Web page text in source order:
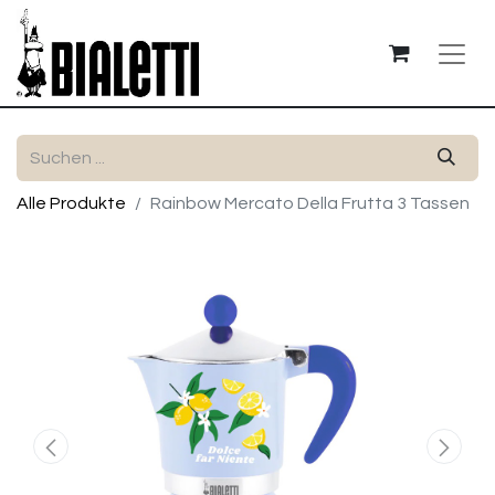
Alle Produkte Rainbow Mercato Della Frutta 3 Tassen